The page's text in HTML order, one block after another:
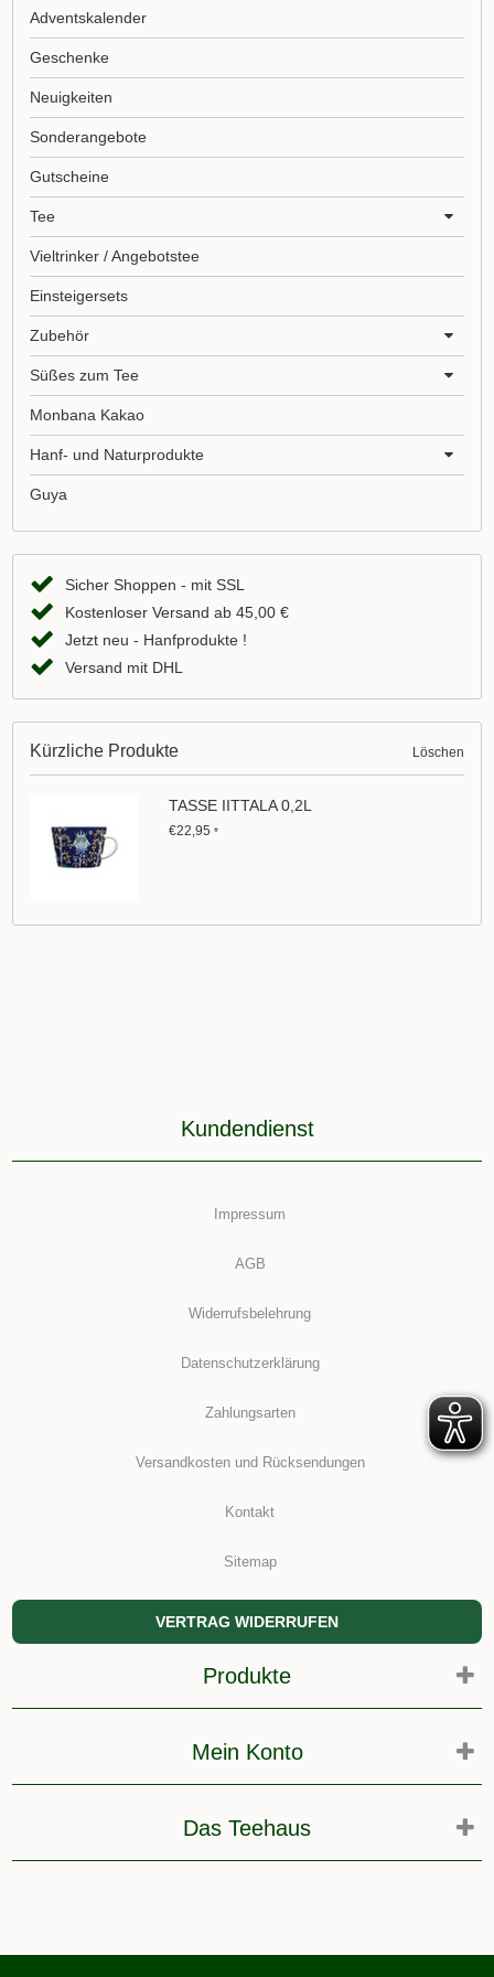
Adventskalender
Geschenke
Neuigkeiten
Sonderangebote
Gutscheine
Tee
Vieltrinker / Angebotstee
Einsteigersets
Zubehör
Süßes zum Tee
Monbana Kakao
Hanf- und Naturprodukte
Guya
Sicher Shoppen - mit SSL
Kostenloser Versand ab 45,00 €
Jetzt neu - Hanfprodukte !
Versand mit DHL
Kürzliche Produkte Löschen
TASSE IITTALA 0,2L
€22,95*
Kundendienst
Impressum
AGB
Widerrufsbelehrung
Datenschutzerklärung
Zahlungsarten
Versandkosten und Rücksendungen
Kontakt
Sitemap
VERTRAG WIDERRUFEN
Produkte
Mein Konto
Das Teehaus